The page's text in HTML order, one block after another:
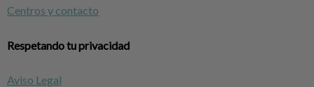
Centros y contacto
Respetando tu privacidad
Aviso Legal